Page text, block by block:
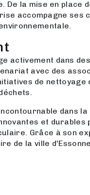
la mise en place
accompagne ses
activement dans
avec des
de nettoyage
dans la
et durables
Grâce à son
de la ville